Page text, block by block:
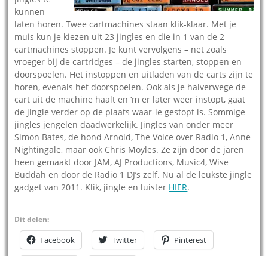
kunnen
laten horen. Twee cartmachines staan klik-klaar. Met je
muis kun je kiezen uit 23 jingles en die in 1 van de 2
cartmachines stoppen. Je kunt vervolgens – net zoals
vroeger bij de cartridges – de jingles starten, stoppen en
doorspoelen. Het instoppen en uitladen van de carts zijn te
horen, evenals het doorspoelen. Ook als je halverwege de
cart uit de machine haalt en ‘m er later weer instopt, gaat
de jingle verder op de plaats waar-ie gestopt is. Sommige
jingles jengelen daadwerkelijk. Jingles van onder meer
Simon Bates, de hond Arnold, The Voice over Radio 1, Anne
Nightingale, maar ook Chris Moyles. Ze zijn door de jaren
heen gemaakt door JAM, AJ Productions, Music4, Wise
Buddah en door de Radio 1 DJ’s zelf. Nu al de leukste jingle
gadget van 2011. Klik, jingle en luister HIER.
Dit delen:
Facebook Twitter Pinterest